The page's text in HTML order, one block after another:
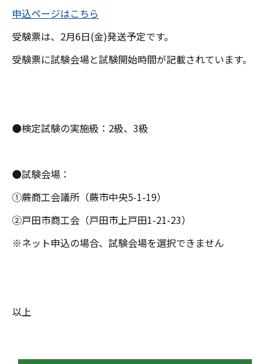
申込ページはこちら
受験票は、2月6日(金)発送予定です。
受験票に試験会場と試験開始時間が記載されています。
●検定試験の実施級：2級、3級
●試験会場：
①蕨商工会議所（蕨市中央5-1-19）
②戸田市商工会（戸田市上戸田1-21-23）
※ネット申込の場合、試験会場を選択できません
以上